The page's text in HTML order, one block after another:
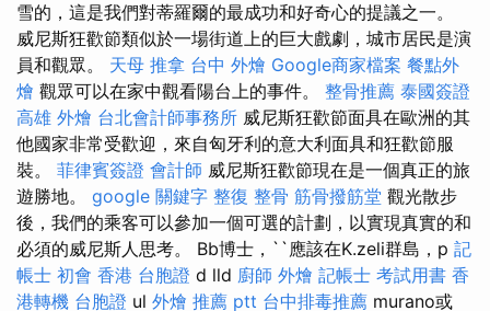
雪的，這是我們對蒂羅爾的最成功和好奇心的提議之一。
威尼斯狂歡節類似於一場街道上的巨大戲劇，城市居民是演
員和觀眾。 天母 推拿 台中 外燴 Google商家檔案 餐點外
燴 觀眾可以在家中觀看陽台上的事件。 整骨推薦 泰國簽證
高雄 外燴 台北會計師事務所 威尼斯狂歡節面具在歐洲的其
他國家非常受歡迎，來自匈牙利的意大利面具和狂歡節服
裝。 菲律賓簽證 會計師 威尼斯狂歡節現在是一個真正的旅
遊勝地。 google 關鍵字 整復 整骨 筋骨撥筋堂 觀光散步
後，我們的乘客可以參加一個可選的計劃，以實現真實的和
必須的威尼斯人思考。 Bb博士，``應該在K.zeli群島，p 記
帳士 初會 香港 台胞證 d lld 廚師 外燴 記帳士 考試用書 香
港轉機 台胞證 ul 外燴 推薦 ptt 台中排毒推薦 murano或